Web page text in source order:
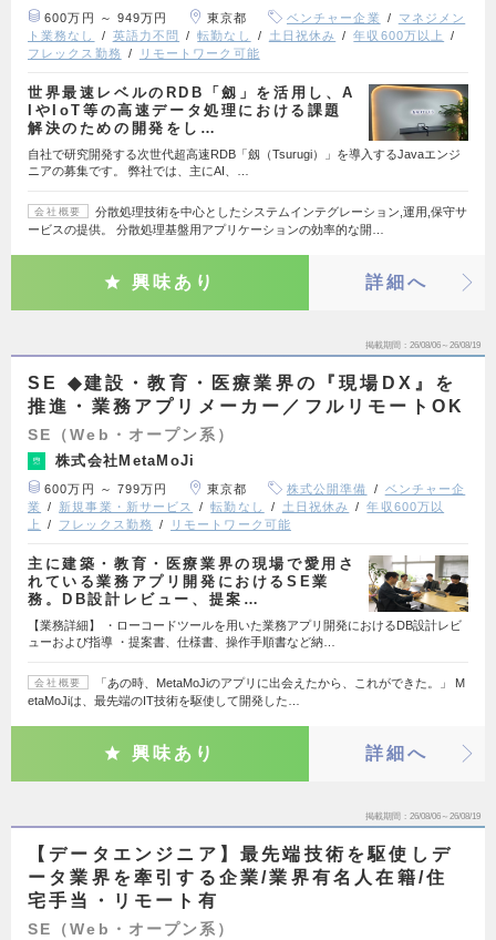
600万円 ～ 949万円 東京都 ベンチャー企業
マネジメン
ト業務なし
英語力不問 転勤なし 土日祝休み
年収600万以上
フレックス勤務
リモートワーク可能
世界最速レベルのRDB「劔」を活用し、A
IやIoT等の高速データ処理における課題
解決のための開発をし…
自社で研究開発する次世代超高速RDB「劔（Tsurugi）」を導入するJavaエンジ
ニアの募集です。 弊社では、主にAI、…
会社概要
分散処理技術を中心としたシステムインテグレーション,運用,保守サ
ービスの提供。 分散処理基盤用アプリケーションの効率的な開…
興味あり 詳細へ
掲載期間 26/08/06～26/08/19
SE ◆建設・教育・医療業界の『現場DX』を
推進・業務アプリメーカー／フルリモートOK
SE（Web・オープン系）
株式会社MetaMoJi
600万円 ～ 799万円 東京都 株式公開準備
ベンチャー企
業
新規事業・新サービス 転勤なし 土日祝休み
年収600万以
上
フレックス勤務 リモートワーク可能
主に建築・教育・医療業界の現場で愛用さ
れている業務アプリ開発におけるSE業
務。DB設計レビュー、提案…
【業務詳細】 ・ローコードツールを用いた業務アプリ開発におけるDB設計レビ
ューおよび指導 ・提案書、仕様書、操作手順書など納…
会社概要
「あの時、MetaMoJiのアプリに出会えたから、これができた。」 M
etaMoJiは、最先端のIT技術を駆使して開発した…
興味あり 詳細へ
掲載期間 26/08/06～26/08/19
【データエンジニア】最先端技術を駆使しデ
ータ業界を牽引する企業/業界有名人在籍/住
宅手当・リモート有
SE（Web・オープン系）